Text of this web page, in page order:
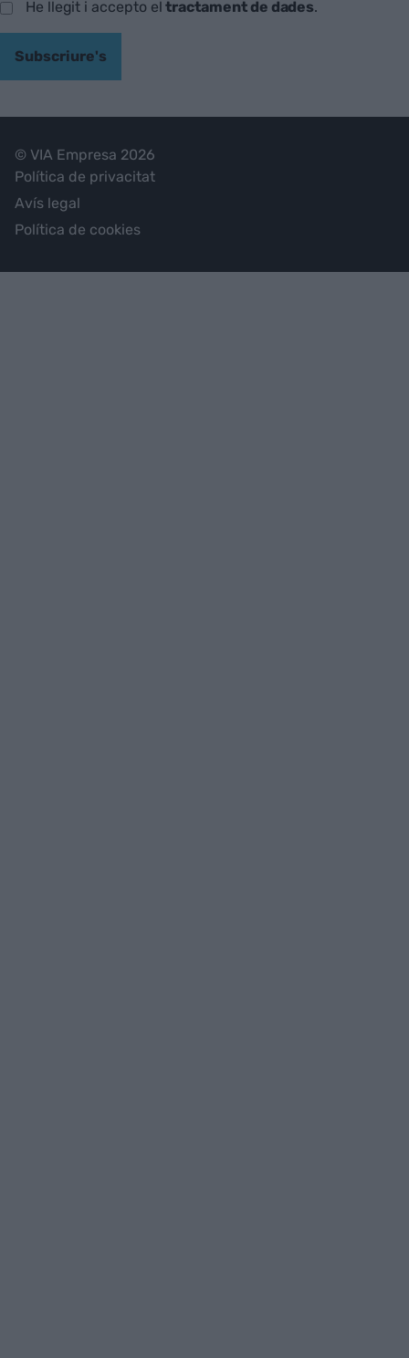
He llegit i accepto eltractament de dades.
Subscriure's
© VIA Empresa 2026
Política de privacitat
Avís legal
Política de cookies